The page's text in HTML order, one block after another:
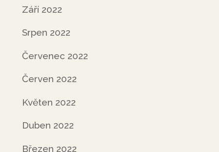
Září 2022
Srpen 2022
Červenec 2022
Červen 2022
Květen 2022
Duben 2022
Březen 2022